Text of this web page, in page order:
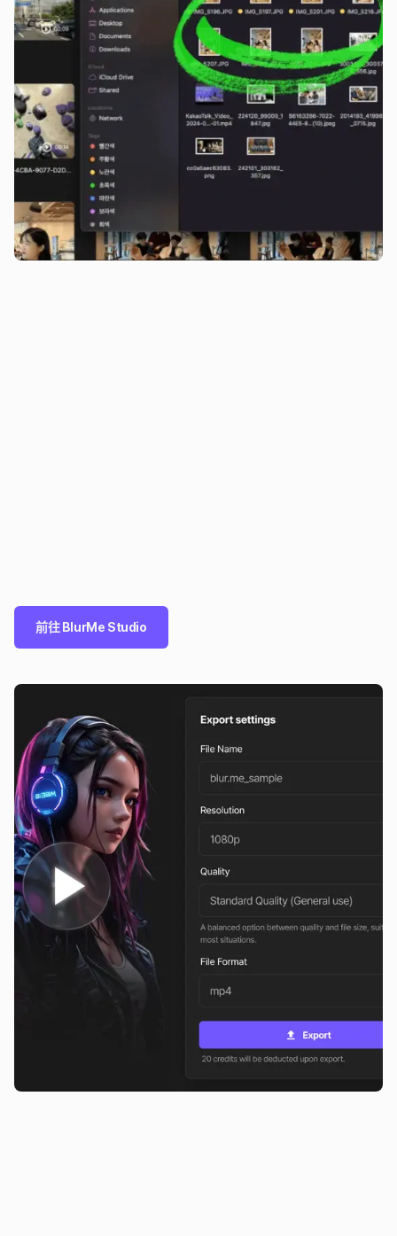
前往 BlurMe Studio